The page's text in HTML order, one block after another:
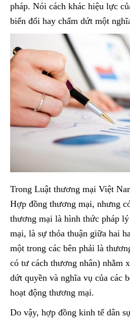
pháp. Nói cách khác hiệu lực
biến đổi hay chấm dứt một
Trong Luật thương mại Việt
Hợp đồng thương mại, nhưng
thương mại là hình thức pháp
mại, là sự thỏa thuận giữa hai
một trong các bên phải là
có tư cách thương nhân) nhằm
dứt quyền và nghĩa vụ của các
hoạt động thương mại.
Do vậy, hợp đồng kinh tế dân